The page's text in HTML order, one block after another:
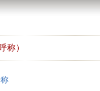
称）